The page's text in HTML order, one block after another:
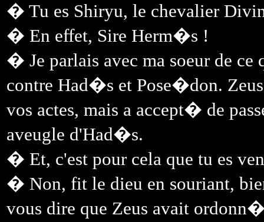
� Tu es Shiryu, le chevalier
� En effet, Sire Herm�s !
� Je parlais avec ma soeur de ce
contre Had�s et Pose�don.
vos actes, mais a accept� de
aveugle d'Had�s.
� Et, c'est pour cela que tu es
� Non, fit le dieu en souriant,
vous dire que Zeus avait